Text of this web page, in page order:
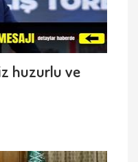
huzurlu ve